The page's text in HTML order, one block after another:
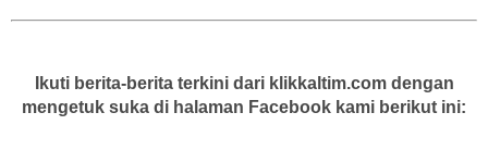
Ikuti berita-berita terkini dari klikkaltim.com dengan
mengetuk suka di halaman Facebook kami berikut ini: